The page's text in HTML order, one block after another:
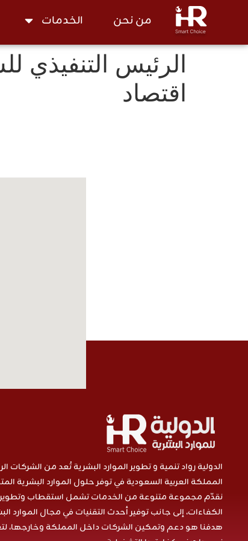
من نحن الخدمات
الرئيس التنفيذي
اقتصاد
الدولية رواد تنمية و تطوير الموارد البشرية تُعد من الشركات
المملكة العربية السعودية في توفر حلول الموارد البشرية
نقدّم مجموعة متنوعة من الخدمات تشمل استقطاب وتطوير
الكفاءات، إلى جانب توفير أحدث التقنيات في مجال الموارد
هدفنا هو دعم وتمكين الشركات داخل المملكة وخارجها،